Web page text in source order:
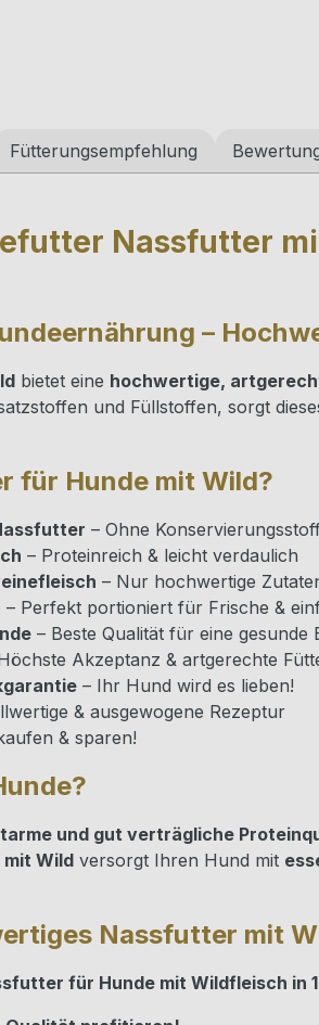
Fütterungsempfehlung
Nassfutter
–
bietet eine hochwertige,
und Füllstoffen, sorgt
für Hunde mit Wild?
– Ohne
– Proteinreich & leicht verdaulich
– Nur hochwertige
– Perfekt portioniert für Frische &
– Beste Qualität für eine gesunde
Akzeptanz & artgerechte
– Ihr Hund wird es lieben!
& ausgewogene Rezeptur
& sparen!
und gut verträgliche
Wild versorgt Ihren Hund mit
Nassfutter mit
für Hunde mit Wildfleisch in